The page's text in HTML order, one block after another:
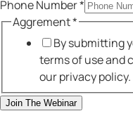
Personal Injury
Pennsylvania